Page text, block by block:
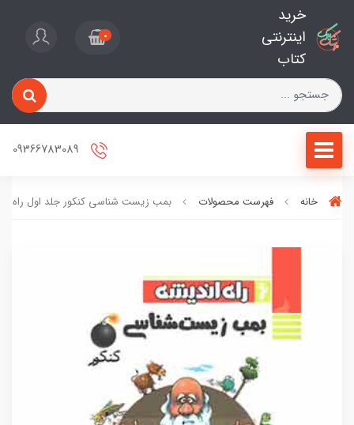
خرید
اینترنتی
کتاب
0
خانه فهرست محصولات بمب زیست شناسی کنکور جلد اول راه